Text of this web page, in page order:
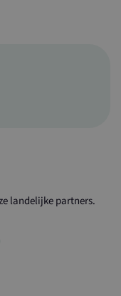
landelijke partners.